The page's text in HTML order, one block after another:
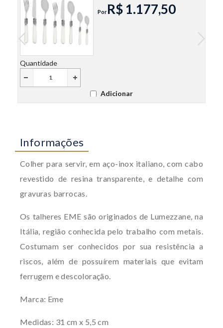
Quantidade
R$ 1.177,50
Adicionar
Informações
Colher para servir, em aço-inox italiano, com cabo
revestido de resina transparente, e detalhe com
gravuras barrocas.
Os talheres EME são originados de Lumezzane, na
Itália, região conhecida pelo trabalho com metais.
Costumam ser conhecidos por sua resistência a
riscos, além de possuírem materiais que evitam
ferrugem e descoloração.
Marca: Eme
Medidas: 31 cm x 5,5 cm